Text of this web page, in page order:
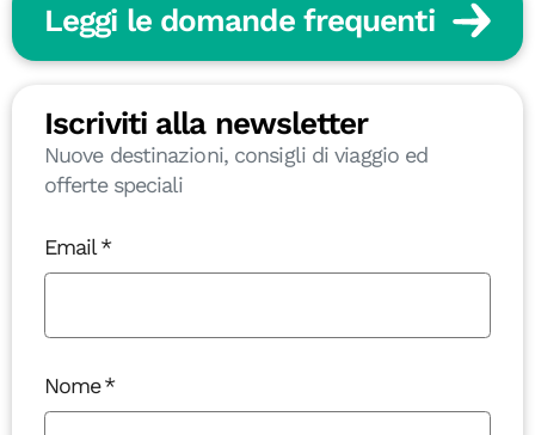
Leggi le domande frequenti
Iscriviti alla newsletter
Nuove destinazioni, consigli di viaggio ed
offerte speciali
Email
Nome